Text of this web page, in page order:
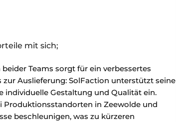
mit sich;
Teams sorgt für ein verbessertes
Auslieferung: SolFaction unterstützt seine
individuelle Gestaltung und Qualität ein.
Produktionsstandorten in Zeewolde und
beschleunigen, was zu kürzeren